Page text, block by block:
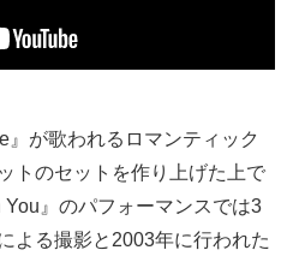
』が歌われるロマンティック
トのセットを作り上げた上で
』のパフォーマンスでは3
よる撮影と2003年に行われた